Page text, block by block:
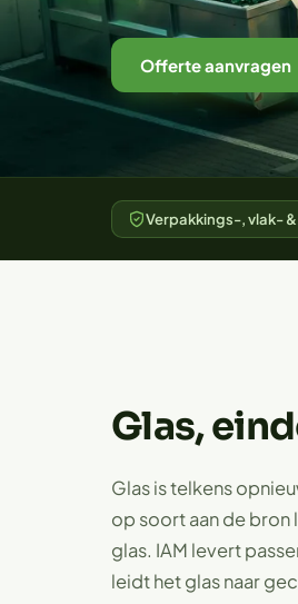
Offerte aanvragen
Verpakkings-, vlak-
Glas,
Glas is telkens
op soort aan de
glas. IAM levert
leidt het glas naar